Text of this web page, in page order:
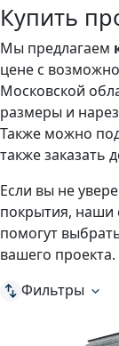
Купить
Мы предлагаем
цене с
Московской
размеры и
Также можно
также заказать
Если вы не
покрытия, наши
помогут
вашего проекта.
Фильтры